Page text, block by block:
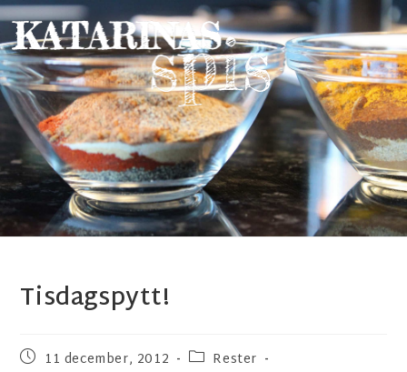
Tisdagspytt!
11 december, 2012
Rester